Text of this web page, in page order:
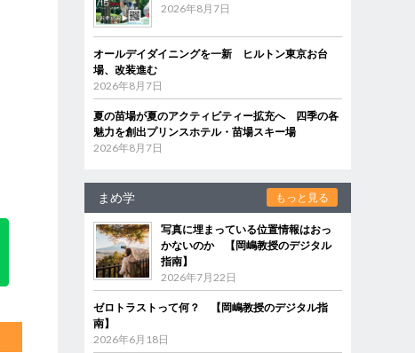
2026年8月7日
オールデイダイニングを一新 ヒルトン東京お台
場、改装進む
2026年8月7日
夏の苗場が夏のアクティビティー拡充へ 四季の各
魅力を創出プリンスホテル・苗場スキー場
2026年8月7日
まめ学 もっと見る
写真に埋まっている位置情報はおっ
かないのか 【岡嶋教授のデジタル
指南】
2026年7月22日
ゼロトラストって何？ 【岡嶋教授のデジタル指
南】
2026年6月18日